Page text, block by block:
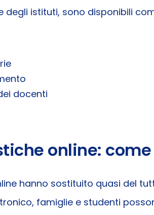
degli istituti, sono disponibili
docenti
online:
hanno sostituito quasi del
famiglie e studenti